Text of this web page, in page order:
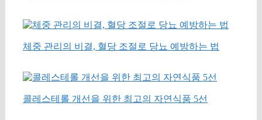
체중 관리의 비결, 혈당 조절로 당뇨 예방하는 법
콜레스테롤 개선을 위한 최고의 자연식품 5선